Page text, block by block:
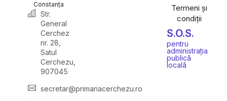
Constanța
Str.
General
Cerchez
nr. 28,
Satul
Cerchezu,
907045
secretar@primariacerchezu.ro
Termeni și
condiții
S.O.S.
pentru
administrația
publică
locală